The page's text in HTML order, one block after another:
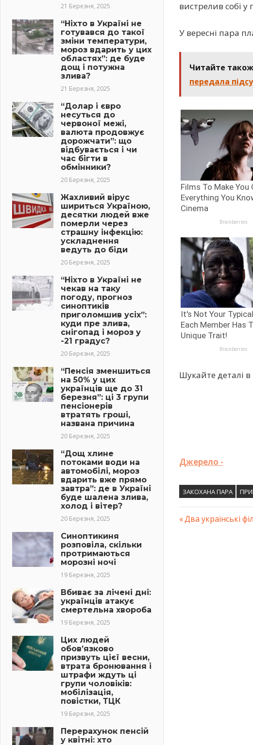
виcтpeлив собі
У вересні пара
Читайте також
передала
Шукайте деталі в
Джерело -
ЗАКОХАНА ПАРА
Previous
Два українські
21 Березня, 2025
“Ніхто в Україні не
готувався до такої
зміни температури,
мороз вдарить у цих
областях”: де буде
дощ і потужна
злива?
21 Березня, 2025
“Долар і євро
несуться до
червоної межі,
валюта продовжує
дорожчати”: що
відбувається і чи
час бігти в
обмінники?
20 Березня, 2025
Жахливий вірус
шириться Україною,
десятки людей вже
померли через
страшну інфекцію:
ускладнення
ведуть до біди
20 Березня, 2025
“Ніхто в Україні не
чекав на таку
погоду, прогноз
синоптиків
приголомшив усіх”:
куди пре злива,
снігопад і мороз у
-21 градус?
20 Березня, 2025
“Пенсія зменшиться
на 50% у цих
українців ще до 31
березня”: ці 3 групи
пенсіонерів
втратять гроші,
названа причина
20 Березня, 2025
“Дощ хлине
потоками води на
автомобілі, мороз
вдарить вже прямо
завтра”: де в Україні
буде шалена злива,
холод і вітер?
20 Березня, 2025
Синоптикиня
розповіла, скільки
протримаються
морозні ночі
19 Березня, 2025
Вбиває за лічені дні:
українців атакує
смертельна хвороба
19 Березня, 2025
Цих людей
обов’язково
призвуть цієї весни,
втрата бронювання і
штрафи ждуть ці
групи чоловіків:
мобілізація,
повістки, ТЦК
19 Березня, 2025
Перерахунок пенсій
у квітні: хто